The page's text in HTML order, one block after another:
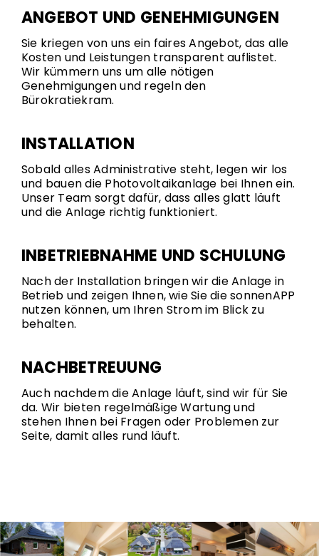
ANGEBOT UND GENEHMIGUNGEN
Sie kriegen von uns ein faires Angebot, das alle
Kosten und Leistungen transparent auflistet.
Wir kümmern uns um alle nötigen
Genehmigungen und regeln den
Bürokratiekram.
INSTALLATION
Sobald alles Administrative steht, legen wir los
und bauen die Photovoltaikanlage bei Ihnen ein.
Unser Team sorgt dafür, dass alles glatt läuft
und die Anlage richtig funktioniert.
INBETRIEBNAHME UND SCHULUNG
Nach der Installation bringen wir die Anlage in
Betrieb und zeigen Ihnen, wie Sie die sonnenAPP
nutzen können, um Ihren Strom im Blick zu
behalten.
NACHBETREUUNG
Auch nachdem die Anlage läuft, sind wir für Sie
da. Wir bieten regelmäßige Wartung und
stehen Ihnen bei Fragen oder Problemen zur
Seite, damit alles rund läuft.